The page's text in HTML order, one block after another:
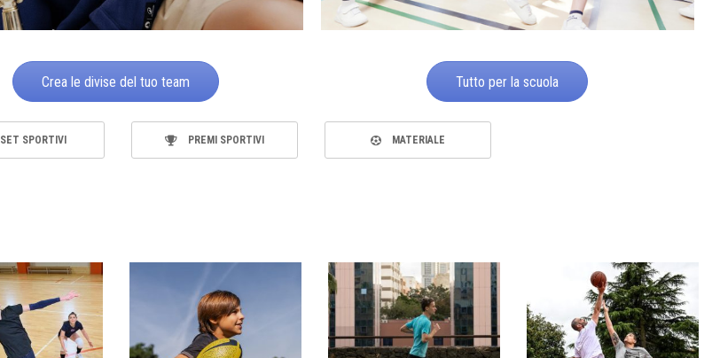
Crea le divise del tuo team Tutto per la scuola
SET SPORTIVI PREMI SPORTIVI MATERIALE